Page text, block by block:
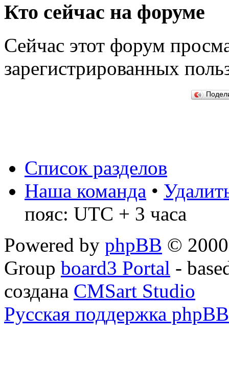
Кто сейчас на форуме
Сейчас этот форум
зарегистрированных
Список разделов
Наша команда •
пояс: UTC + 3 часа
Powered by phpBB ©
Group board3 Portal -
создана CMSart Studio
Русская поддержка phpBB